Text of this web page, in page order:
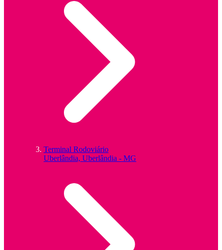
Terminal Rodoviário
Uberlândia, Uberlândia - MG